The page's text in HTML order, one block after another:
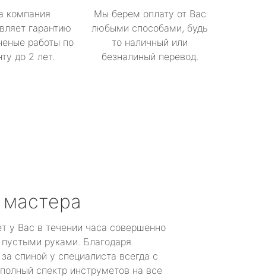
компания
гарантию
работы по
до 2 лет.
Мы берем оплату от Вас
любыми способами, будь
то наличный или
безналиный перевод.
у Вас в течении часа совершенно
руками. Благодаря
спиной у специалиста всегда с
спектр инструметов на все